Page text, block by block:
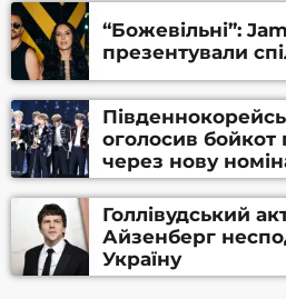
“Божевільні”:
презентували
оголосив бойкот
через нову
Голлівудський
Айзенберг
Україну